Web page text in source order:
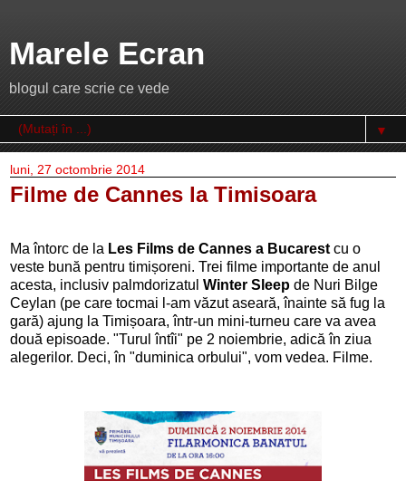
Marele Ecran
blogul care scrie ce vede
▼
luni, 27 octombrie 2014
Filme de Cannes la Timisoara
Ma întorc de la Les Films de Cannes a Bucarest cu o
veste bună pentru timișoreni. Trei filme importante de anul
acesta, inclusiv palmdorizatul Winter Sleep de Nuri Bilge
Ceylan (pe care tocmai l-am văzut aseară, înainte să fug la
gară) ajung la Timișoara, într-un mini-turneu care va avea
două episoade. "Turul întîi" pe 2 noiembrie, adică în ziua
alegerilor. Deci, în "duminica orbului", vom vedea. Filme.